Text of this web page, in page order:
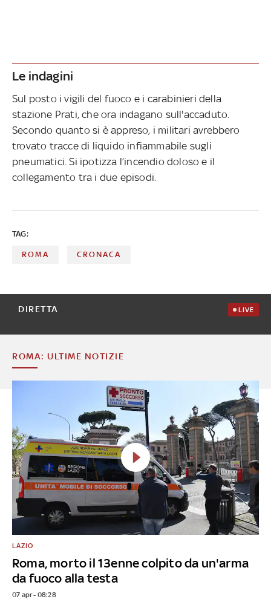
Le indagini
Sul posto i vigili del fuoco e i carabinieri della
stazione Prati, che ora indagano sull'accaduto.
Secondo quanto si è appreso, i militari avrebbero
trovato tracce di liquido infiammabile sugli
pneumatici. Si ipotizza l’incendio doloso e il
collegamento tra i due episodi.
TAG:
ROMA CRONACA
DIRETTA LIVE
ROMA: ULTIME NOTIZIE
Roma, morto il 13enne colpito da un'arma
da fuoco alla testa
LAZIO
07 apr - 08:28